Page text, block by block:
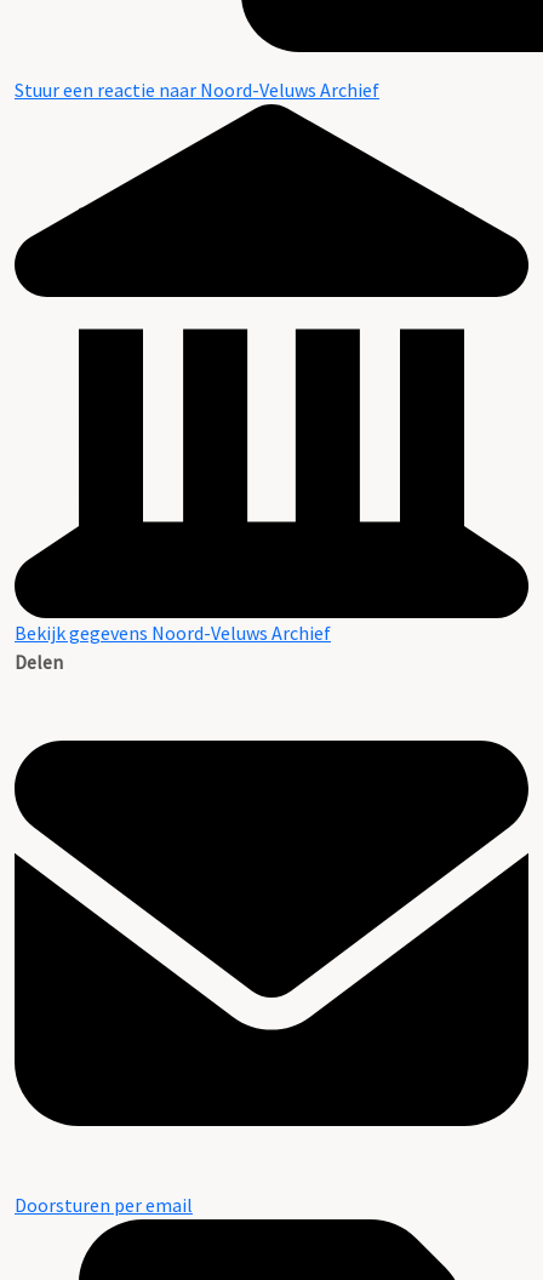
Stuur een reactie naar Noord-Veluws Archief
Bekijk gegevens Noord-Veluws Archief
Delen
Doorsturen per email